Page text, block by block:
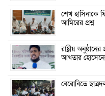
শেখ হাসিনাকে
আমিরের প্রশ্ন
রাষ্ট্রীয়
আখতার
বেরোবিতে